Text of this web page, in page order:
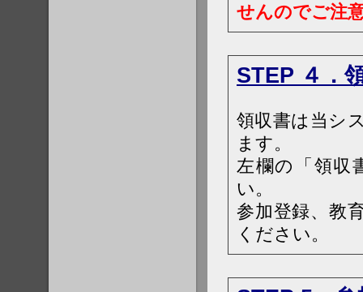
せんのでご注
STEP ４．
領収書は当シ
ます。
左欄の「領収
い。
参加登録、教
ください。